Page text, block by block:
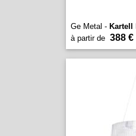
Ge Metal - Kartell
à partir de 388 €